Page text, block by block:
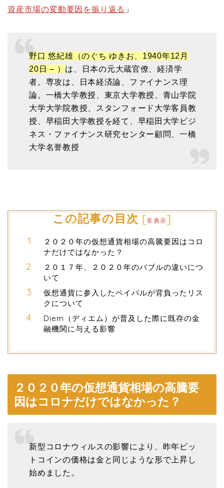
資産市場の変動要因を振り返る 」
野口 悠紀雄（のぐち ゆきお、1940年12月
20日 – ） は、日本の元大蔵官僚、経済学
者。専攻は、日本経済論、ファイナンス理
論。一橋大学教授、東京大学教授、青山学院
大学大学院教授、スタンフォード大学客員教
授、早稲田大学教授を経て、早稲田大学ビジ
ネス・ファイナンス研究センター顧問、一橋
大学名誉教授
この記事の目次 [非表示]
２０２０年の仮想通貨相場の高騰要因はコロ
ナだけではなかった？
２０１７年、２０２０年のバブルの違いにつ
いて
仮想通貨に参入したペイパルが背負ったリス
クについて
Diem（ディエム）が普及した際に既存の金
融機関に与える影響
２０２０年の仮想通貨相場の高騰要
因はコロナだけではなかった？
新型コロナウィルスの影響により、昨年ビッ
トコインの価格は金と同じような形で上昇し
始めました。